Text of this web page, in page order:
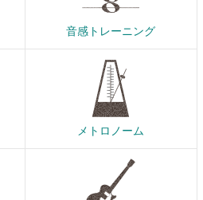
音感トレーニング
メトロノーム